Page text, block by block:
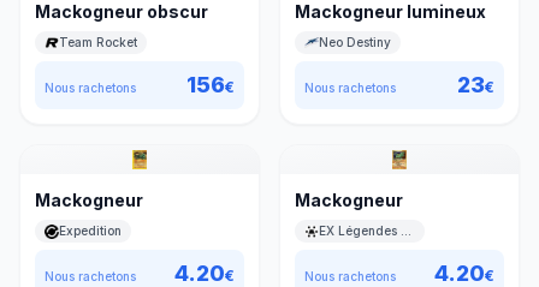
Mackogneur obscur
Team Rocket
Nous rachetons 156€
Mackogneur lumineux
Neo Destiny
Nous rachetons 23€
Mackogneur
Expedition
Nous rachetons 4.20€
Mackogneur
Nous rachetons 4.20€